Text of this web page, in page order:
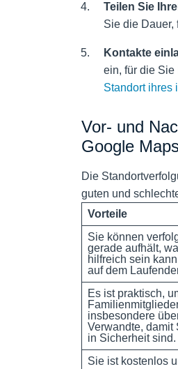
Teilen Sie
Sie die Dauer,
Kontakte
ein, für die Sie
Standort ihres
Vor- und
Google
Die
guten und
Vorteile
Sie können
gerade aufhält,
hilfreich sein
auf dem
Es ist praktisch,
insbesondere
Verwandte, damit
in Sicherheit sind.
Sie ist kostenlos